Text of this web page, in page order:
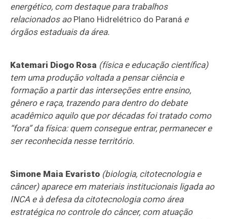
energético, com destaque para trabalhos
relacionados ao Plano Hidrelétrico do Paraná e
órgãos estaduais da área.
Katemari Diogo Rosa (física e educação científica)
tem uma produção voltada a pensar ciência e
formação a partir das interseções entre ensino,
gênero e raça, trazendo para dentro do debate
acadêmico aquilo que por décadas foi tratado como
“fora” da física: quem consegue entrar, permanecer e
ser reconhecida nesse território.
Simone Maia Evaristo (biologia, citotecnologia e
câncer) aparece em materiais institucionais ligada ao
INCA e à defesa da citotecnologia como área
estratégica no controle do câncer, com atuação